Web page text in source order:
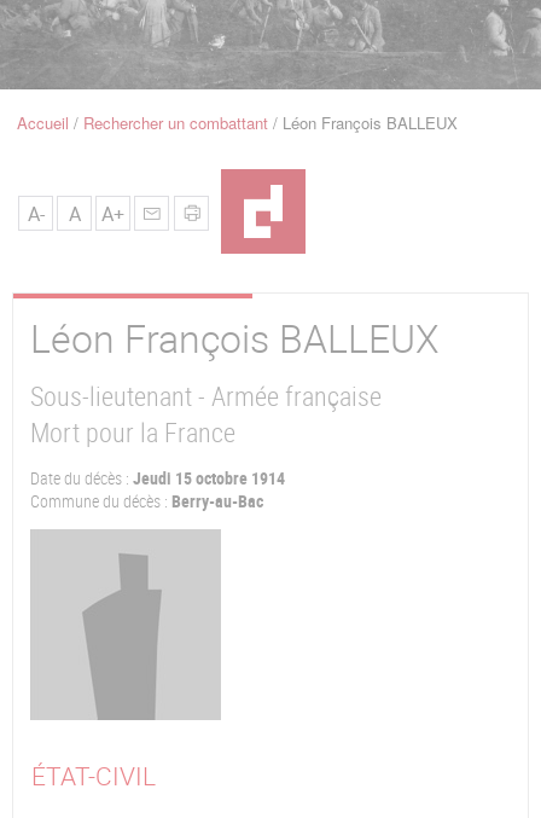
Navigation
FilAccueil Rechercher un combattant Léon François BALLEUX
A- A A+
Léon François BALLEUX
Sous-lieutenant - Armée française
Mort pour la France
Date du décès : Jeudi 15 octobre 1914
Commune du décès : Berry-au-Bac
ÉTAT-CIVIL